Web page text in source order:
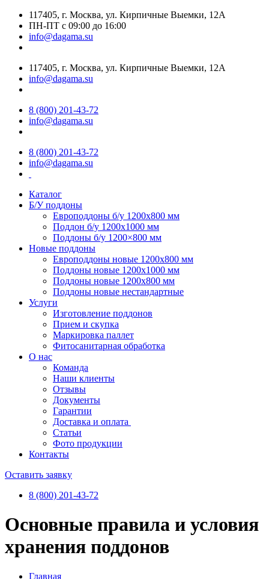
117405, г. Москва, ул. Кирпичные Выемки, 12А
ПН-ПТ с 09:00 до 16:00
info@dagama.su
117405, г. Москва, ул. Кирпичные Выемки, 12А
info@dagama.su
8 (800) 201-43-72
info@dagama.su
8 (800) 201-43-72
info@dagama.su
Каталог
Б/У поддоны
Европоддоны б/у 1200х800 мм
Поддон б/у 1200х1000 мм
Поддоны б/у 1200×800 мм
Новые поддоны
Европоддоны новые 1200х800 мм
Поддоны новые 1200х1000 мм
Поддоны новые 1200х800 мм
Поддоны новые нестандартные
Услуги
Изготовление поддонов
Прием и скупка
Маркировка паллет
Фитосанитарная обработка
О нас
Команда
Наши клиенты
Отзывы
Документы
Гарантии
Доставка и оплата
Статьи
Фото продукции
Контакты
Оставить заявку
8 (800) 201-43-72
Основные правила и условия
хранения поддонов
Главная